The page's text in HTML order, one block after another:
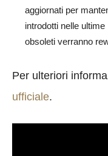
aggiornati per
introdotti nelle
obsoleti verranno
Per ulteriori
ufficiale.